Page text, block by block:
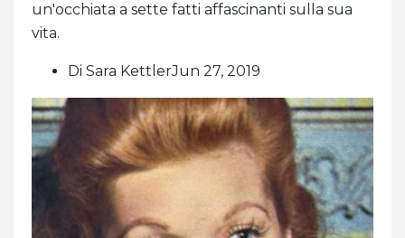
un'occhiata a sette fatti affascinanti sulla sua
vita.
Di Sara KettlerJun 27, 2019